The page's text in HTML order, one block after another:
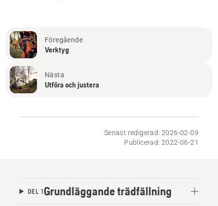
Föregående
Verktyg
Nästa
Utföra och justera
Senast redigerad: 2026-02-09
Publicerad: 2022-06-21
DEL 1Grundläggande trädfällning